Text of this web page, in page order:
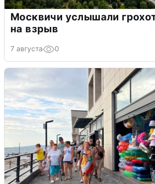
Москвичи услышали
на взрыв
7 августа 0